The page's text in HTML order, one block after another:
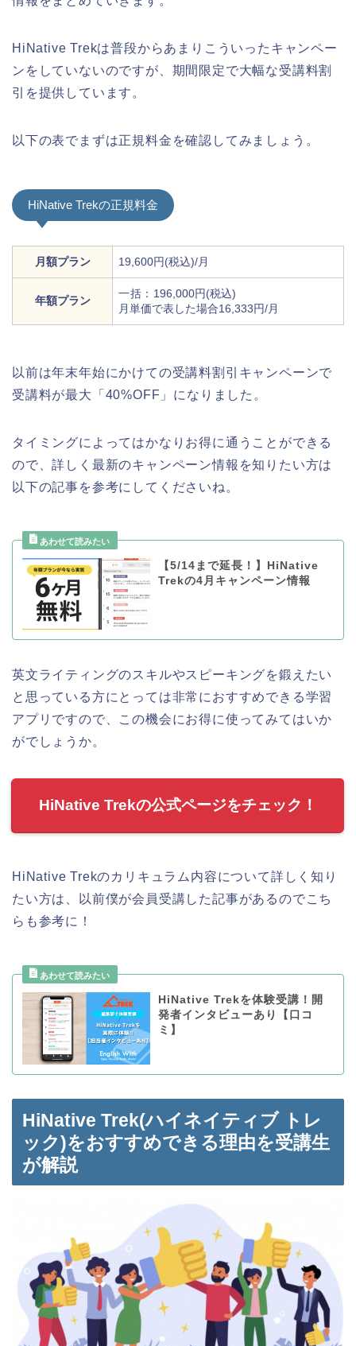
HiNative Trekは普段からあまりこういったキャンペー
ンをしていないのですが、期間限定で大幅な受講料割
引を提供しています。
以下の表でまずは正規料金を確認してみましょう。
HiNative Trekの正規料金
月額プラン 19,600円(税込)/月
年額プラン
一括： 196,000円(税込)
月単価で表した場合16,333円/月
以前は年末年始にかけての受講料割引キャンペーンで
受講料が最大「40%OFF」になりました。
タイミングによってはかなりお得に通うことができる
ので、詳しく最新のキャンペーン情報を知りたい方は
以下の記事を参考にしてくださいね。
【5/14まで延長！】HiNative
Trekの4月キャンペーン情報
英文ライティングのスキルやスピーキングを鍛えたい
と思っている方にとっては非常におすすめできる学習
アプリですので、この機会にお得に使ってみてはいか
がでしょうか。
HiNative Trekの公式ページをチェック！
HiNative Trekのカリキュラム内容について詳しく知り
たい方は、以前僕が会員受講した記事があるのでこち
らも参考に！
HiNative Trekを体験受講！開
発者インタビューあり【口コ
ミ】
HiNative Trek(ハイネイティブ トレ
ック)をおすすめできる理由を受講生
が解説